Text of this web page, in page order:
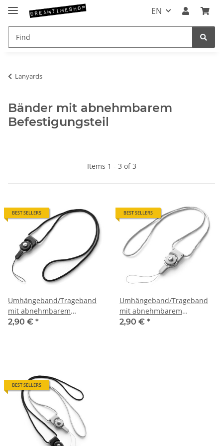
EN
Lanyards
Bänder mit abnehmbarem
Befestigungsteil
Items 1 - 3 of 3
BEST SELLERS
Umhängeband/Trageband
mit abnehmbarem
Befestigungsteil (schwarz)
2,90 € *
BEST SELLERS
Umhängeband/Trageband
mit abnehmbarem
Befestigungsteil (grau)
2,90 € *
BEST SELLERS